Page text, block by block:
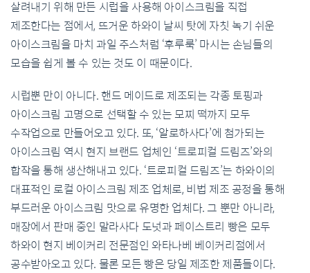
살려내기 위해 만든 시럽을 사용해 아이스크림을 직접
제조한다는 점에서, 뜨거운하와이 날씨 탓에 자칫 녹기 쉬운
아이스크림을 마치 과일 주스처럼 ‘후루룩’ 마시는손님들의
모습을 쉽게 볼 수 있는 것도 이 때문이다.
시럽뿐 만이 아니다.핸드 메이드로 제조되는 각종토핑과
아이스크림 고명으로 선택할수 있는모찌 떡까지 모두
수작업으로 만들어오고 있다. 또, ‘알로하사다’에 첨가되는
아이스크림 역시 현지 브랜드 업체인 ‘트로피컬 드림즈’와의
합작을 통해 생산해내고 있다. ‘트로피컬 드림즈’는 하와이의
대표적인 로컬 아이스크림 제조 업체로, 비법 제조 공정을 통해
부드러운 아이스크림 맛으로유명한 업체다. 그 뿐만 아니라,
매장에서 판매 중인 말라사다도넛과페이스트리 빵은 모두
하와이 현지 베이커리 전문점인와타나베 베이커리점에서
공수받아오고 있다. 물론 모든 빵은 당일 제조한 제품들이다.